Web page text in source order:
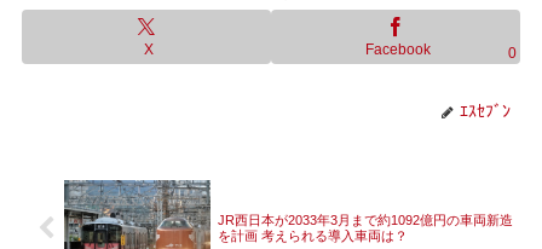
X Facebook 0
ｴｽｾﾌﾞﾝ
JR西日本が2033年3月まで約1092億円の車両新造
を計画 考えられる導入車両は？